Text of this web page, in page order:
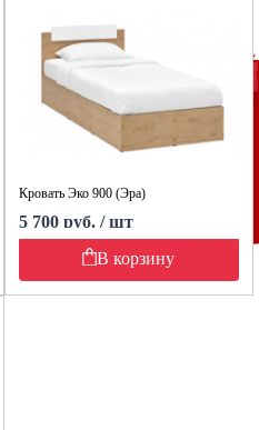
Кровать Эко 900 (Эра)
5 700 руб. / шт
В корзину